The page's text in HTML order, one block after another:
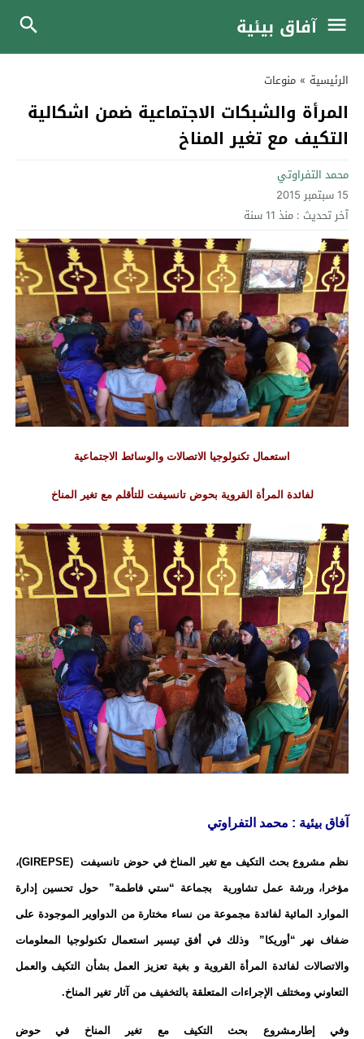
آفاق بيئية
الرئيسية » منوعات
المرأة والشبكات الاجتماعية ضمن اشكالية
التكيف مع تغير المناخ
محمد التفراوتي
15 سبتمبر 2015
آخر تحديث : منذ 11 سنة
استعمال تكنولوجيا الاتصالات والوسائط الاجتماعية
لفائدة المرأة القروية بحوض تانسيفت للتأقلم مع تغير المناخ
آفاق بيئية : محمد التفراوتي
نظم مشروع بحث التكيف مع تغير المناخ في حوض تانسيفت (GIREPSE) ،
مؤخرا، ورشة عمل تشاورية بجماعة “ستي فاطمة” حول تحسين إدارة
الموارد المائية لفائدة مجموعة من نساء مختارة من الدواوير الموجودة على
ضفاف نهر “أوريكا” وذلك في أفق تيسير استعمال تكنولوجيا المعلومات
والاتصالات لفائدة المرأة القروية و بغية تعزيز العمل بشأن التكيف والعمل
التعاوني ومختلف الإجراءات المتعلقة بالتخفيف من آثار تغير المناخ.
وفي إطارمشروع بحث التكيف مع تغير المناخ في حوض